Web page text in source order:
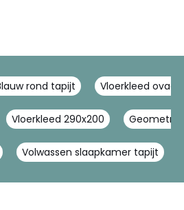
rond tapijt Vloerkleed ovaal
Vloerkleed 290x200
Volwassen slaapkamer tapijt